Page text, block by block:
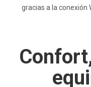
gracias a la conexión